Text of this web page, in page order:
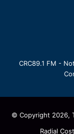
CRC89.1 FM -
© Copyright 2026,
Radial